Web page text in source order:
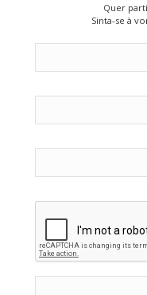
Quer
Sinta-se à